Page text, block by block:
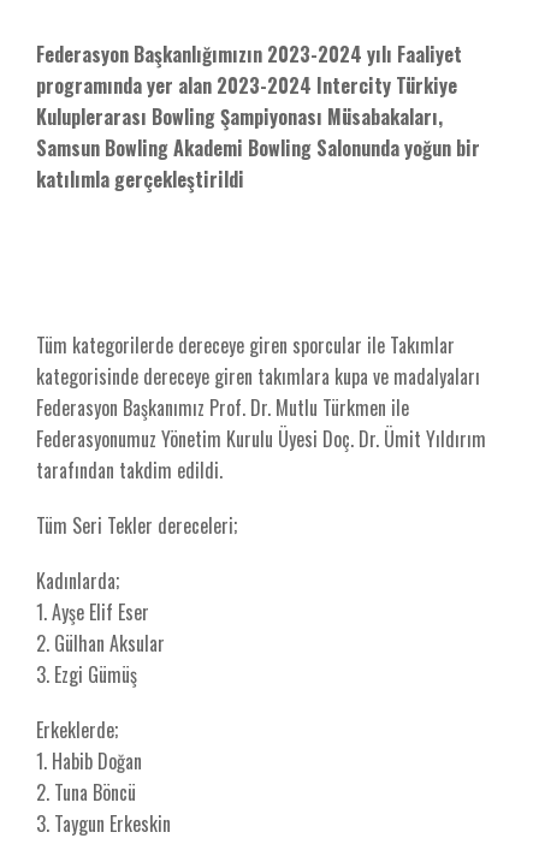
Federasyon Başkanlığımızın 2023-2024 yılı Faaliyet
programında yer alan 2023-2024 Intercity Türkiye
Kuluplerarası Bowling Şampiyonası Müsabakaları,
Samsun Bowling Akademi Bowling Salonunda yoğun bir
katılımla gerçekleştirildi
Tüm kategorilerde dereceye giren sporcular ile Takımlar
kategorisinde dereceye giren takımlara kupa ve madalyaları
Federasyon Başkanımız Prof. Dr. Mutlu Türkmen ile
Federasyonumuz Yönetim Kurulu Üyesi Doç. Dr. Ümit Yıldırım
tarafından takdim edildi.
Tüm Seri Tekler dereceleri;
Kadınlarda;
1. Ayşe Elif Eser
2. Gülhan Aksular
3. Ezgi Gümüş
Erkeklerde;
1. Habib Doğan
2. Tuna Böncü
3. Taygun Erkeskin